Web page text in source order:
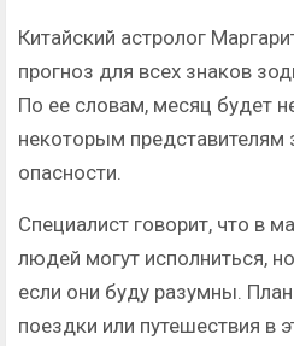
Китайский астролог
прогноз для всех знаков
По ее словам, месяц будет
некоторым представителям
опасности.
Специалист говорит, что в
людей могут исполниться,
если они буду разумны.
поездки или путешествия в